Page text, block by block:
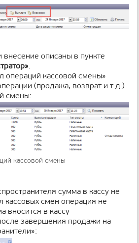
внесение описаны в пункте
.
операций кассовой смены»
(продажа, возврат и т.д.)
смены:
кассовой смены
сумма в кассу не
кассовых смен операция не
вносится в кассу
завершения продажи на